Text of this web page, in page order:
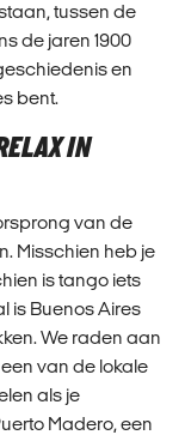
tussen de
de jaren 1900
en
bent.
IN
van de
Misschien heb je
is tango iets
is Buenos Aires
We raden aan
van de lokale
als je
Madero, een